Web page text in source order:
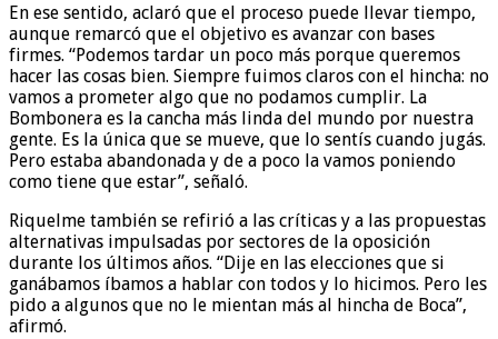
En ese sentido, aclaró que el proceso puede llevar tiempo,
aunque remarcó que el objetivo es avanzar con bases
firmes. “Podemos tardar un poco más porque queremos
hacer las cosas bien. Siempre fuimos claros con el hincha: no
vamos a prometer algo que no podamos cumplir. La
Bombonera es la cancha más linda del mundo por nuestra
gente. Es la única que se mueve, que lo sentís cuando jugás.
Pero estaba abandonada y de a poco la vamos poniendo
como tiene que estar”, señaló.
Riquelme también se refirió a las críticas y a las propuestas
alternativas impulsadas por sectores de la oposición
durante los últimos años. “Dije en las elecciones que si
ganábamos íbamos a hablar con todos y lo hicimos. Pero les
pido a algunos que no le mientan más al hincha de Boca”,
afirmó.